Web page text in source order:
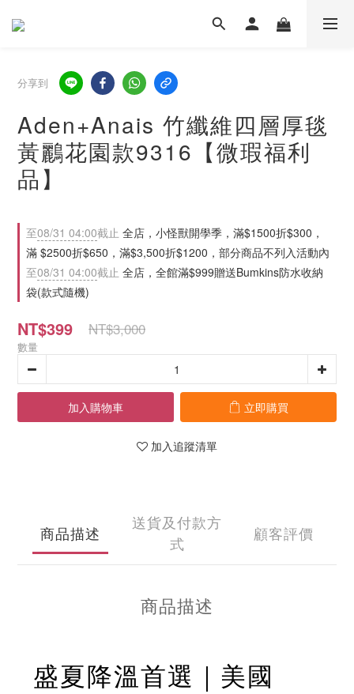
分享到
Aden+Anais 竹纖維四層厚毯
黃鸝花園款9316【微瑕福利
品】
至08/31 04:00截止 全店，小怪獸開學季，滿$1500折$300，
滿 $2500折$650，滿$3,500折$1200，部分商品不列入活動內
至08/31 04:00截止 全店，全館滿$999贈送Bumkins防水收納
袋(款式隨機)
NT$399 NT$3,000
數量
加入購物車 立即購買
加入追蹤清單
商品描述
送貨及付款方
式
顧客評價
商品描述
盛夏降溫首選｜美國